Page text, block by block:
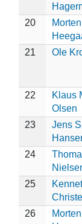
20
Morten
21
Ole
22
Klaus
Olsen
23
Jens
24
25
26